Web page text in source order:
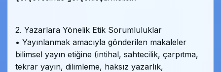
2. Yazarlara Yönelik Etik Sorumluluklar
• Yayınlanmak amacıyla gönderilen makaleler
bilimsel yayın etiğine (intihal, sahtecilik, çarpıtma,
tekrar yayın, dilimleme, haksız yazarlık,